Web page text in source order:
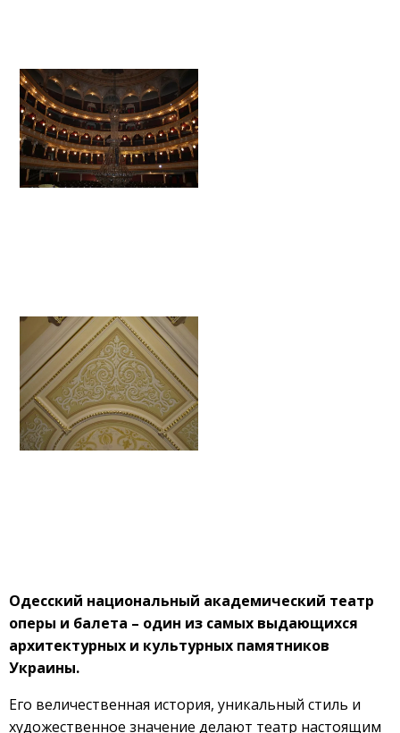
Одесский национальный академический театр
оперы и балета – один из самых выдающихся
архитектурных и культурных памятников
Украины.
Его величественная история, уникальный стиль и
художественное значение делают театр настоящим